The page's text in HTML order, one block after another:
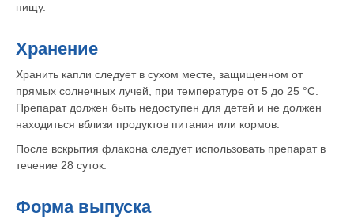
пищу.
Хранение
Хранить капли следует в сухом месте, защищенном от
прямых солнечных лучей, при температуре от 5 до 25 °C.
Препарат должен быть недоступен для детей и не должен
находиться вблизи продуктов питания или кормов.
После вскрытия флакона следует использовать препарат в
течение 28 суток.
Форма выпуска